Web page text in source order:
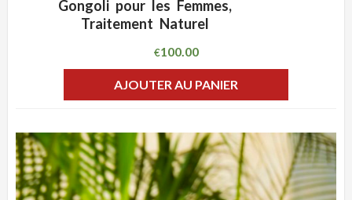
Gongoli pour les Femmes,
Traitement Naturel
€100.00
AJOUTER AU PANIER